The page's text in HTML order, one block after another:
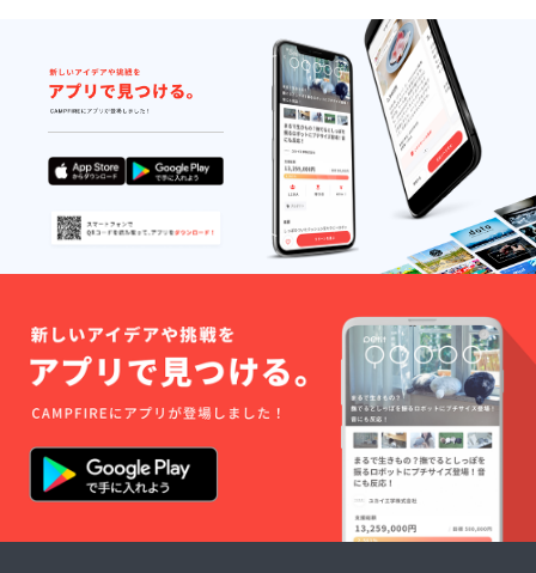
のすぐ近くなので、歩
いて取材に） 添田の
名物と言えば「ゆずこ
しょう」と並んで「バ
ナナようかん」と言わ
れるほど有名で、先日
テレビで放映された時
も 反響がすごかった
言っておられました。
不思議で美味しいバナ
ナと羊羹のコラボレー
みてください。
「SO・E・DA星空